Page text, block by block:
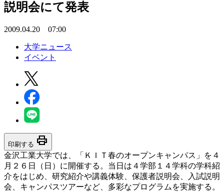
説明会にて発表
2009.04.20 07:00
大学ニュース
イベント
印刷する print
金沢工業大学では、「ＫＩＴ春のオープンキャンパス」を４
月２６日（日）に開催する。当日は４学部１４学科の学科紹
介をはじめ、研究紹介や講義体験、保護者説明会、入試説明
会、キャンパスツアーなど、多彩なプログラムを実施する。